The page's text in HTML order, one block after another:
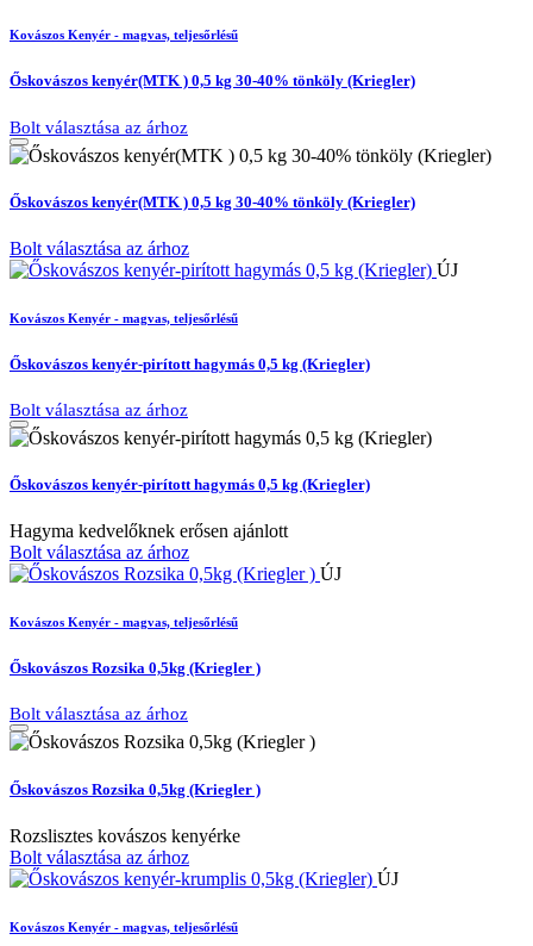
Kovászos Kenyér - magvas, teljesőrlésű
Őskovászos kenyér(MTK ) 0,5 kg 30-40% tönköly (Kriegler)
Bolt választása az árhoz
Őskovászos kenyér(MTK ) 0,5 kg 30-40% tönköly (Kriegler)
Bolt választása az árhoz
ÚJ
Kovászos Kenyér - magvas, teljesőrlésű
Őskovászos kenyér-pirított hagymás 0,5 kg (Kriegler)
Bolt választása az árhoz
Őskovászos kenyér-pirított hagymás 0,5 kg (Kriegler)
Hagyma kedvelőknek erősen ajánlott
Bolt választása az árhoz
ÚJ
Kovászos Kenyér - magvas, teljesőrlésű
Őskovászos Rozsika 0,5kg (Kriegler )
Bolt választása az árhoz
Őskovászos Rozsika 0,5kg (Kriegler )
Rozslisztes kovászos kenyérke
Bolt választása az árhoz
ÚJ
Kovászos Kenyér - magvas, teljesőrlésű